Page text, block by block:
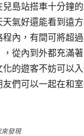
島站搭車十分鐘
氣好還能看到遠
內，有間可將超
從內到外都充滿
的遊客不妨可以
們可以一起在和
發現